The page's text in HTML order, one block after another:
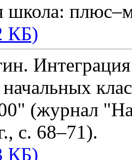
школа:
КБ)
Интеграция
(журнал
с. 68–71).
КБ)